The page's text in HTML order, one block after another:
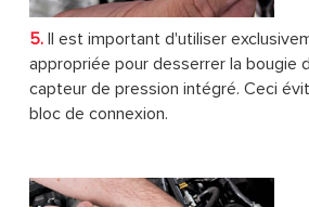
5.Il est important d'utiliser
appropriée pour desserrer la bougie
capteur de pression intégré. Ceci
bloc de connexion.